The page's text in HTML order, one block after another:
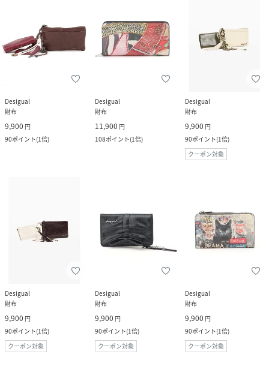
Desigual
財布
9,900 円
90ポイント(1倍)
Desigual
財布
11,900 円
108ポイント(1倍)
Desigual
財布
9,900 円
90ポイント(1倍)
クーポン対象
Desigual
財布
9,900 円
90ポイント(1倍)
クーポン対象
Desigual
財布
9,900 円
90ポイント(1倍)
クーポン対象
Desigual
財布
9,900 円
90ポイント(1倍)
クーポン対象